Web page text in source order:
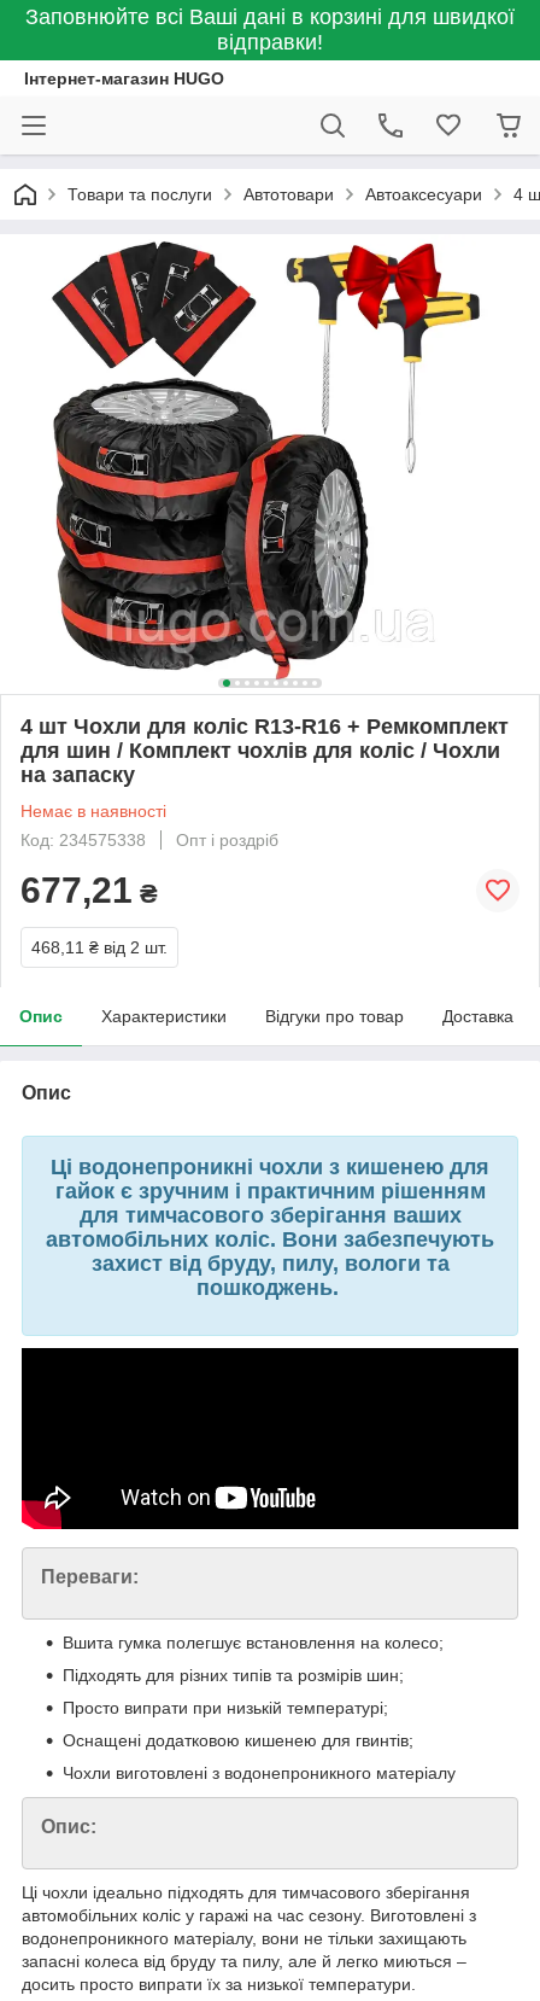
Заповнюйте всі Ваші дані в корзині для швидкої
відправки!
Інтернет-магазин HUGO
Товари та послуги Автотовари Автоаксесуари 4
4 шт Чохли для коліс R13-R16 + Ремкомплект
для шин / Комплект чохлів для коліс / Чохли
на запаску
Немає в наявності
Код: 234575338
Опт і роздріб
677,21 ₴
468,11 ₴ від 2 шт.
Опис Характеристики Відгуки про товар Доставка
Опис
Ці водонепроникні чохли з кишенею для
гайок є зручним і практичним рішенням
для тимчасового зберігання ваших
автомобільних коліс. Вони забезпечують
захист від бруду, пилу, вологи та
пошкоджень.
Переваги:
Вшита гумка полегшує встановлення на колесо;
Підходять для різних типів та розмірів шин;
Просто випрати при низькій температурі;
Оснащені додатковою кишенею для гвинтів;
Чохли виготовлені з водонепроникного матеріалу
Опис:
Ці чохли ідеально підходять для тимчасового зберігання
автомобільних коліс у гаражі на час сезону. Виготовлені з
водонепроникного матеріалу, вони не тільки захищають
запасні колеса від бруду та пилу, але й легко миються –
досить просто випрати їх за низької температури.